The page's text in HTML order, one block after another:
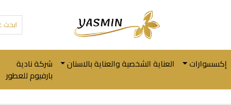
إكسسوارات العناية الشخصية والعناية بالاسنان
شركة نادية
بارفيوم للعطور